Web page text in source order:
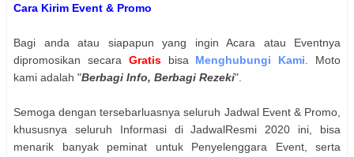
Cara Kirim Event & Promo
Bagi anda atau siapapun yang ingin Acara atau Eventnya
dipromosikan secara Gratisbisa Menghubungi Kami . Moto
kami adalah "Berbagi Info, Berbagi Rezeki".
Semoga dengan tersebarluasnya seluruh Jadwal Event & Promo,
khususnya seluruh Informasi di JadwalResmi 2020 ini, bisa
menarik banyak peminat untuk Penyelenggara Event, serta